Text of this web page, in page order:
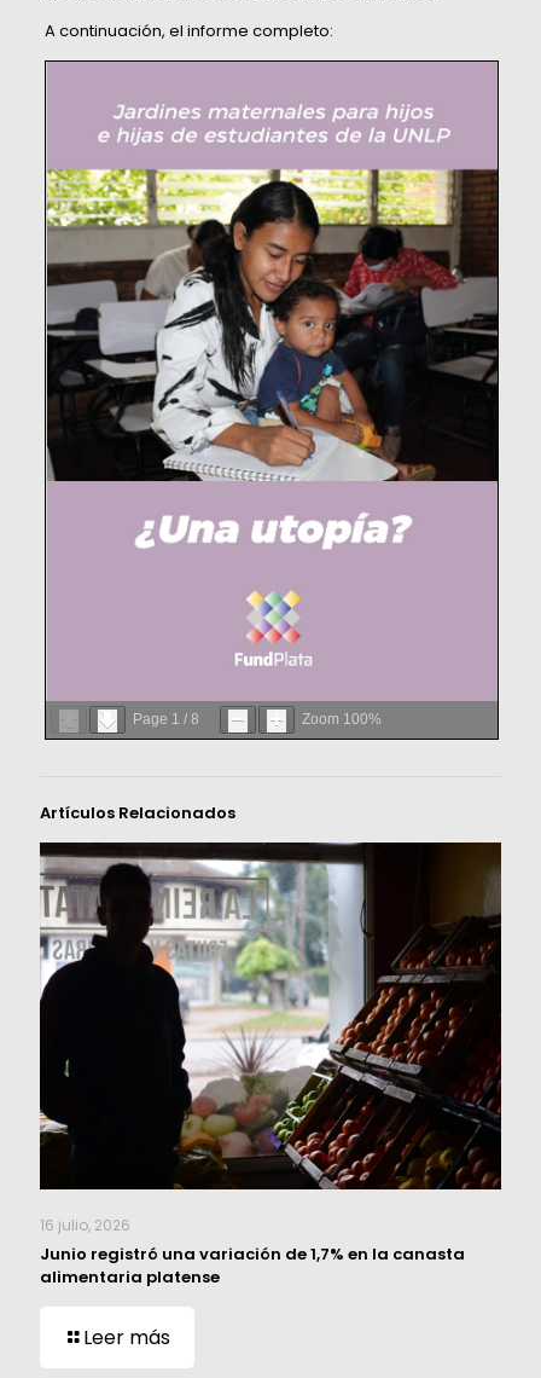
A continuación, el informe completo:
Page 1 / 8 Zoom 100%
Artículos Relacionados
16 julio, 2026
Junio registró una variación de 1,7% en la canasta
alimentaria platense
Leer más